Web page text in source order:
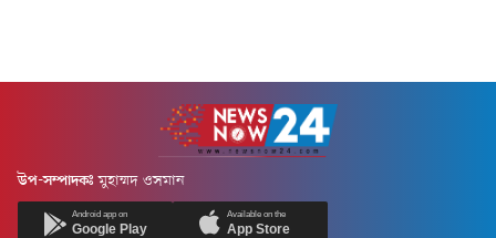
উপ-সম্পাদকঃ মুহাম্মদ ওসমান
Android app on
Google Play
Available on the
App Store